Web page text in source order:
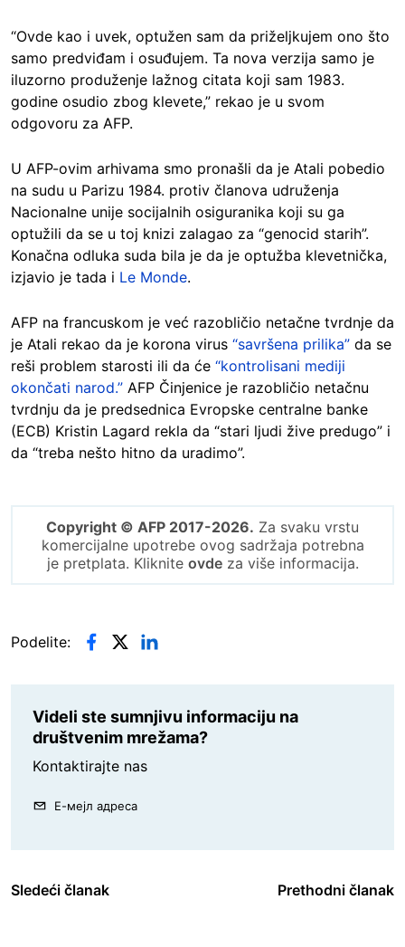
“Ovde kao i uvek, optužen sam da priželjkujem ono što
samo predviđam i osuđujem. Ta nova verzija samo je
iluzorno produženje lažnog citata koji sam 1983.
godine osudio zbog klevete,” rekao je u svom
odgovoru za AFP.
U AFP-ovim arhivama smo pronašli da je Atali pobedio
na sudu u Parizu 1984. protiv članova udruženja
Nacionalne unije socijalnih osiguranika koji su ga
optužili da se u toj knizi zalagao za “genocid starih”.
Konačna odluka suda bila je da je optužba klevetnička,
izjavio je tada i Le Monde.
AFP na francuskom je već razobličio netačne tvrdnje da
je Atali rekao da je korona virus “savršena prilika” da se
reši problem starosti ili da će “kontrolisani mediji
okončati narod.” AFP Činjenice je razobličio netačnu
tvrdnju da je predsednica Evropske centralne banke
(ECB) Kristin Lagard rekla da “stari ljudi žive predugo” i
da “treba nešto hitno da uradimo”.
Copyright © AFP 2017-2026. Za svaku vrstu
komercijalne upotrebe ovog sadržaja potrebna
je pretplata. Kliknite ovdeza više informacija.
Podelite:
Videli ste sumnjivu informaciju na
društvenim mrežama?
Kontaktirajte nas
Е-мејл адреса
Sledeći članak Prethodni članak